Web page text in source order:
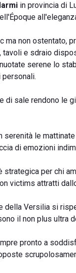
in provincia di
ma non ostentato,
tavoli e sdraio
serene lo
di sale rendono le
serenità le
di emozioni
strategica per chi
victims attratti
della Versilia si
il non plus ultra
pronto a